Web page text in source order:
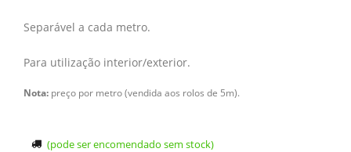
Separável a cada metro.
Para utilização interior/exterior.
Nota: preço por metro (vendida aos rolos de 5m).
(pode ser encomendado sem stock)